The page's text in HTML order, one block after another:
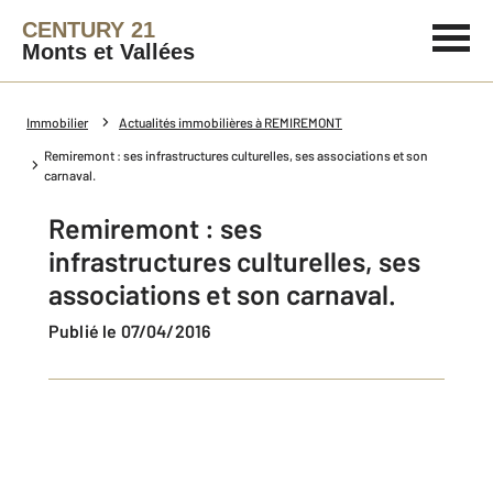
CENTURY 21
Monts et Vallées
Immobilier Actualités immobilières à REMIREMONT
Remiremont : ses infrastructures culturelles, ses associations et son
carnaval.
Remiremont : ses
infrastructures culturelles, ses
associations et son carnaval.
Publié le 07/04/2016